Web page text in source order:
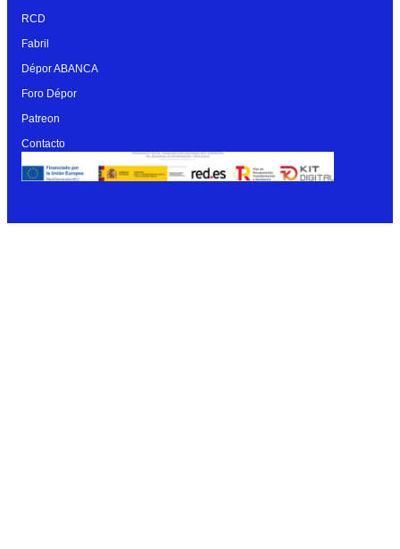
RCD
Fabril
Dépor ABANCA
Foro Dépor
Patreon
Contacto